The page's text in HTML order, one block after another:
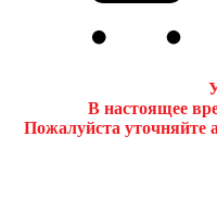
В настоящее
Пожалуйста уточняйте